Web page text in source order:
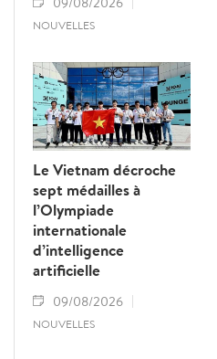
NOUVELLES
Le Vietnam décroche
sept médailles à
l’Olympiade
internationale
d’intelligence
artificielle
09/08/2026
NOUVELLES